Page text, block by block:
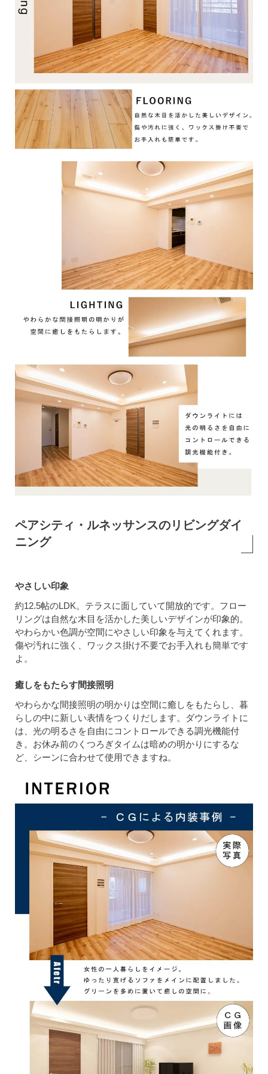
ペアシティ・ルネッサンスのリビングダイ
ニング
やさしい印象
約12.5帖のLDK。テラスに面していて開放的です。フロー
リングは自然な木目を活かした美しいデザインが印象的。
やわらかい色調が空間にやさしい印象を与えてくれます。
傷や汚れに強く、ワックス掛け不要でお手入れも簡単です
よ。
癒しをもたらす間接照明
やわらかな間接照明の明かりは空間に癒しをもたらし、暮
らしの中に新しい表情をつくりだします。ダウンライトに
は、光の明るさを自由にコントロールできる調光機能付
き。お休み前のくつろぎタイムは暗めの明かりにするな
ど、シーンに合わせて使用できますね。